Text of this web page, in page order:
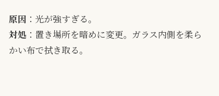
原因 ：光が強すぎる。
対処：置き場所を暗めに変更。ガラス内側を柔ら
かい布で拭き取る。